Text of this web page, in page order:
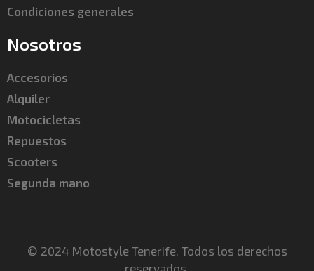
Condiciones generales
Nosotros
Accesorios
Alquiler
Motocicletas
Repuestos
Scooters
Segunda mano
© 2024 Motostyle Tenerife. Todos los derechos